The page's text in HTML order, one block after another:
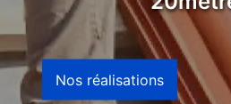
Nos réalisations